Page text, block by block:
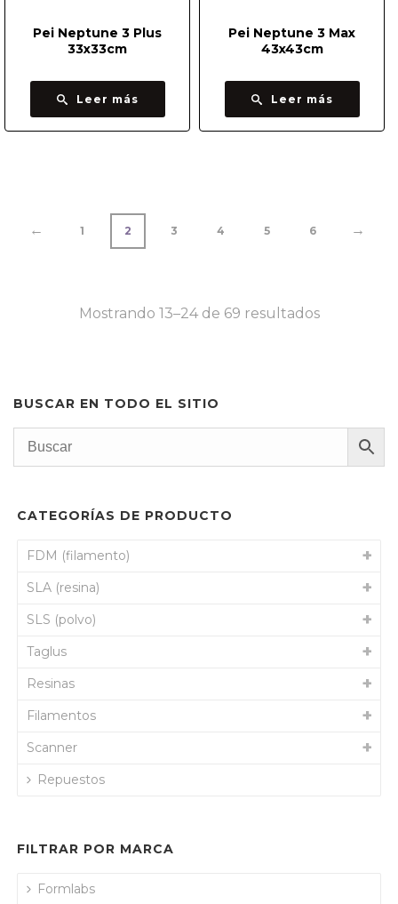
Pei Neptune 3 Plus
33x33cm
Leer más
Pei Neptune 3 Max
43x43cm
Leer más
← 1 2 3 4 5 6 →
Mostrando 13–24 de 69 resultadosOrdenado
BUSCAR EN TODO EL SITIO
CATEGORÍAS DE PRODUCTO
FDM (filamento)
SLA (resina)
SLS (polvo)
Taglus
Resinas
Filamentos
Scanner
Repuestos
FILTRAR POR MARCA
Formlabs